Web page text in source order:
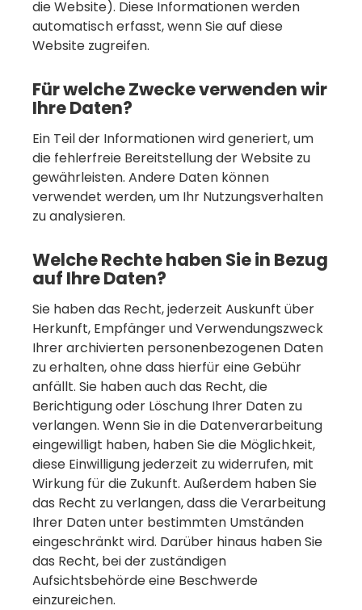
die Website). Diese Informationen werden
automatisch erfasst, wenn Sie auf diese
Website zugreifen.
Für welche Zwecke verwenden wir
Ihre Daten?
Ein Teil der Informationen wird generiert, um
die fehlerfreie Bereitstellung der Website zu
gewährleisten. Andere Daten können
verwendet werden, um Ihr Nutzungsverhalten
zu analysieren.
Welche Rechte haben Sie in Bezug
auf Ihre Daten?
Sie haben das Recht, jederzeit Auskunft über
Herkunft, Empfänger und Verwendungszweck
Ihrer archivierten personenbezogenen Daten
zu erhalten, ohne dass hierfür eine Gebühr
anfällt. Sie haben auch das Recht, die
Berichtigung oder Löschung Ihrer Daten zu
verlangen. Wenn Sie in die Datenverarbeitung
eingewilligt haben, haben Sie die Möglichkeit,
diese Einwilligung jederzeit zu widerrufen, mit
Wirkung für die Zukunft. Außerdem haben Sie
das Recht zu verlangen, dass die Verarbeitung
Ihrer Daten unter bestimmten Umständen
eingeschränkt wird. Darüber hinaus haben Sie
das Recht, bei der zuständigen
Aufsichtsbehörde eine Beschwerde
einzureichen.